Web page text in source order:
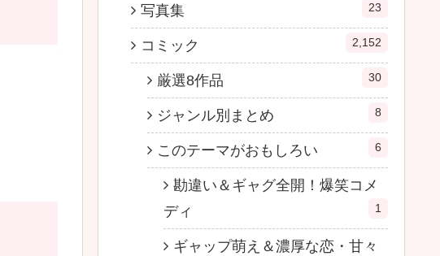
写真集 23
コミック 2,152
厳選8作品 30
ジャンル別まとめ 8
このテーマがおもしろい 6
勘違い＆ギャグ全開！爆笑コメ
ディ
1
ギャップ萌え＆濃厚な恋・甘々